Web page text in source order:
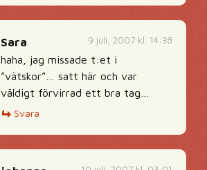
9 juli, 2007 kl. 14:38
Sara
haha, jag missade t:et i
”vätskor”… satt här och var
väldigt förvirrad ett bra tag…
Svara